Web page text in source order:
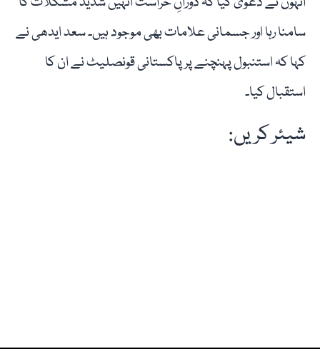
سامنا رہا اور جسمانی علامات بھی موجود ہیں۔ سعد ایدھی نے
کہا کہ استنبول پہنچنے پر پاکستانی قونصلیٹ نے ان کا
استقبال کیا۔
شیئر کریں: